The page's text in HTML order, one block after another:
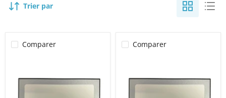
Trier par
Comparer Comparer